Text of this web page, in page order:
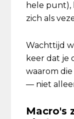
hele punt),
zich als
Wachttijd
keer dat je
waarom
— niet
Macro's